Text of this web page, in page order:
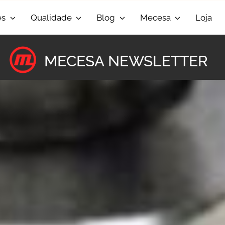
Qualidade Blog Mecesa Loja
MECESA NEWSLETTER